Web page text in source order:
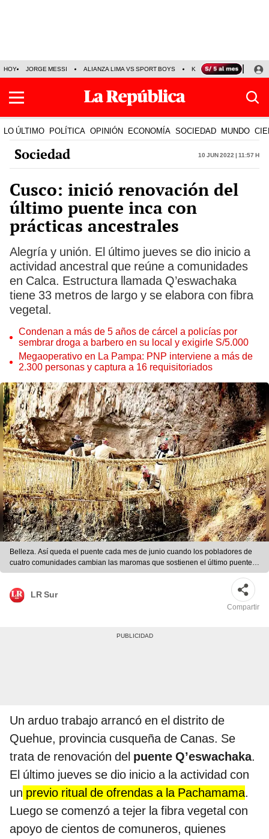
HOY JORGE MESSI ALIANZA LIMA VS SPORT BOYS KENJI FUJIMORI
LO ÚLTIMO POLÍTICA OPINIÓN ECONOMÍA SOCIEDAD MUNDO
Sociedad 10 Jun 2022 | 11:57 h
Cusco: inició renovación del
último puente inca con
prácticas ancestrales
Alegría y unión. El último jueves se dio inicio a
actividad ancestral que reúne a comunidades
en Calca. Estructura llamada Q’eswachaka
tiene 33 metros de largo y se elabora con fibra
vegetal.
Condenan a más de 5 años de cárcel a policías por
sembrar droga a barbero en su local y exigirle S/5.000
Megaoperativo en La Pampa: PNP interviene a más de
2.300 personas y captura a 16 requisitoriados
Belleza. Así queda el puente cada mes de junio cuando los pobladores de
cuatro comunidades cambian las maromas que sostienen el último puente
inca.
LR Sur
Compartir
Un arduo trabajo arrancó en el distrito de
Quehue, provincia cusqueña de Canas. Se
trata de renovación del puente Q’eswachaka.
El último jueves se dio inicio a la actividad con
un previo ritual de ofrendas a la Pachamama.
Luego se comenzó a tejer la fibra vegetal con
apoyo de cientos de comuneros, quienes